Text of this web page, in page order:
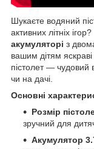
Шукаєте водяний
активних літніх
акумуляторі з
вашим дітям
пістолет — чудовий
чи на дачі.
Основні
Розмір
зручний для
Акумулятор